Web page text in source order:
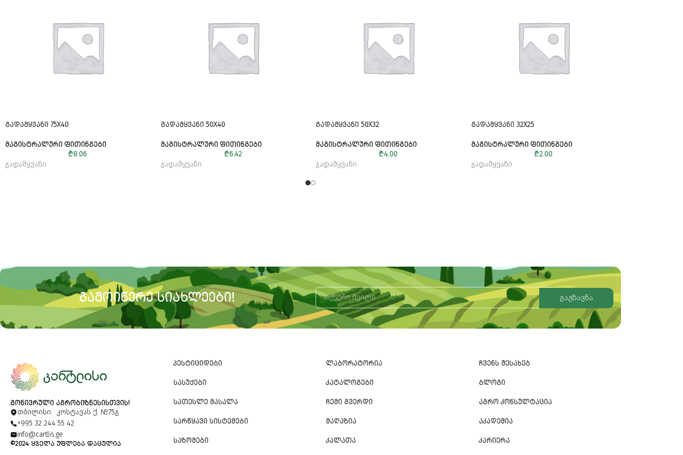
ᲒᲐᲓᲐᲛᲧᲕᲐᲜᲘ 75X40
ᲛᲐᲒᲘᲡᲢᲠᲐᲚᲣᲠᲘ ᲤᲘᲗᲘᲜᲒᲔᲑᲘ
₾8.06
გადამყვანი
ᲒᲐᲓᲐᲛᲧᲕᲐᲜᲘ 50X40
ᲛᲐᲒᲘᲡᲢᲠᲐᲚᲣᲠᲘ ᲤᲘᲗᲘᲜᲒᲔᲑᲘ
₾6.42
გადამყვანი
ᲒᲐᲓᲐᲛᲧᲕᲐᲜᲘ 50X32
ᲛᲐᲒᲘᲡᲢᲠᲐᲚᲣᲠᲘ ᲤᲘᲗᲘᲜᲒᲔᲑᲘ
₾4.00
გადამყვანი
ᲒᲐᲓᲐᲛᲧᲕᲐᲜᲘ 32X25
ᲛᲐᲒᲘᲡᲢᲠᲐᲚᲣᲠᲘ ᲤᲘᲗᲘᲜᲒᲔᲑᲘ
₾2.00
გადამყვანი
ᲒᲐᲛᲝᲘᲬᲔᲠᲔ ᲡᲘᲐᲮᲚᲔᲔᲑᲘ! გაგზავნა
Alternative:
ᲒᲝᲜᲘᲕᲠᲣᲚᲘ ᲐᲒᲠᲝᲑᲘᲖᲜᲔᲡᲘᲡᲗᲕᲘᲡ!
თბილისი: კოსტავას ქ. №75გ
+995 32 244 55 42
info@cartlis.ge
©2024 ᲧᲕᲔᲚᲐ ᲣᲤᲚᲔᲑᲐ ᲓᲐᲪᲣᲚᲘᲐ
ᲞᲔᲡᲢᲘᲪᲘᲓᲔᲑᲘ
ᲡᲐᲡᲣᲥᲔᲑᲘ
ᲡᲐᲗᲔᲡᲚᲔ ᲛᲐᲡᲐᲚᲐ
ᲡᲐᲠᲬᲧᲐᲕᲘ ᲡᲘᲡᲢᲔᲛᲔᲑᲘ
ᲡᲐᲖᲝᲛᲔᲑᲘ
ᲚᲐᲑᲝᲠᲐᲢᲝᲠᲘᲐ
ᲙᲐᲢᲐᲚᲝᲒᲔᲑᲘ
ᲩᲔᲛᲘ ᲒᲕᲔᲠᲓᲘ
ᲛᲐᲦᲐᲖᲘᲐ
ᲙᲐᲚᲐᲗᲐ
ᲩᲕᲔᲜᲡ ᲨᲔᲡᲐᲮᲔᲑ
ᲑᲚᲝᲒᲘ
ᲐᲒᲠᲝ ᲙᲝᲜᲡᲣᲚᲢᲐᲪᲘᲐ
ᲐᲙᲐᲓᲔᲛᲘᲐ
ᲙᲐᲠᲘᲔᲠᲐ